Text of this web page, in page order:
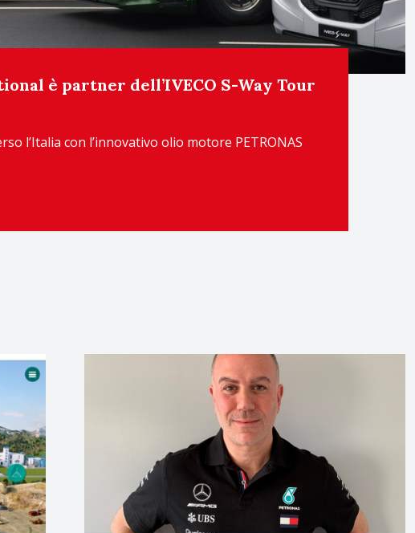
è partner dell’IVECO S-Way Tour
l’Italia con l’innovativo olio motore PETRONAS